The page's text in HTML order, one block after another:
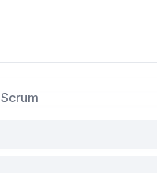
Scrum